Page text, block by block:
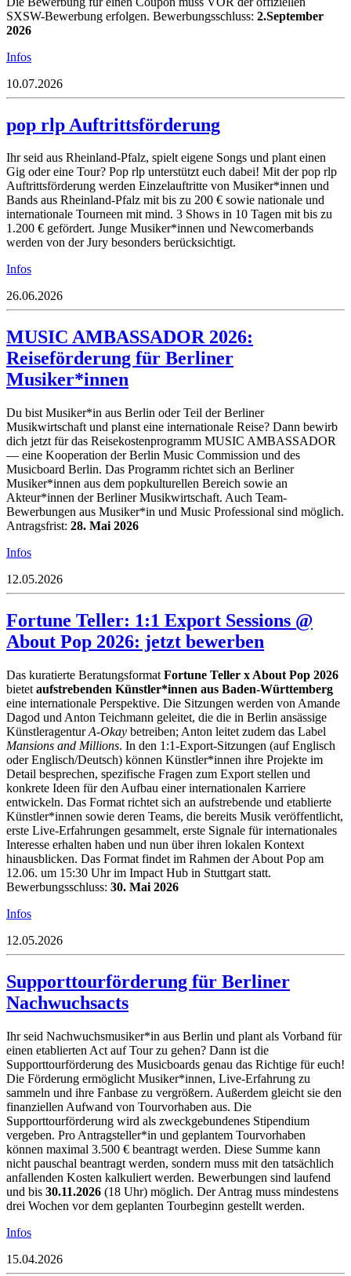
SXSW-Bewerbung erfolgen. Bewerbungsschluss: 2.September
2026
Infos
10.07.2026
pop rlp Auftrittsförderung
Ihr seid aus Rheinland-Pfalz, spielt eigene Songs und plant einen
Gig oder eine Tour? Pop rlp unterstützt euch dabei! Mit der pop rlp
Auftrittsförderung werden Einzelauftritte von Musiker*innen und
Bands aus Rheinland-Pfalz mit bis zu 200 € sowie nationale und
internationale Tourneen mit mind. 3 Shows in 10 Tagen mit bis zu
1.200 € gefördert. Junge Musiker*innen und Newcomerbands
werden von der Jury besonders berücksichtigt.
Infos
26.06.2026
MUSIC AMBASSADOR 2026:
Reiseförderung für Berliner
Musiker*innen
Du bist Musiker*in aus Berlin oder Teil der Berliner
Musikwirtschaft und planst eine internationale Reise? Dann bewirb
dich jetzt für das Reisekostenprogramm MUSIC AMBASSADOR
— eine Kooperation der Berlin Music Commission und des
Musicboard Berlin. Das Programm richtet sich an Berliner
Musiker*innen aus dem popkulturellen Bereich sowie an
Akteur*innen der Berliner Musikwirtschaft. Auch Team-
Bewerbungen aus Musiker*in und Music Professional sind möglich.
Antragsfrist: 28. Mai 2026
Infos
12.05.2026
Fortune Teller: 1:1 Export Sessions @
About Pop 2026: jetzt bewerben
Das kuratierte Beratungsformat Fortune Teller x About Pop 2026
bietet aufstrebenden Künstler*innen aus Baden-Württemberg
eine internationale Perspektive. Die Sitzungen werden von Amande
Dagod und Anton Teichmann geleitet, die die in Berlin ansässige
KünstleragenturA-Okay betreiben; Anton leitet zudem das Label
Mansions and Millions. In den 1:1-Export-Sitzungen (auf Englisch
oder Englisch/Deutsch) können Künstler*innen ihre Projekte im
Detail besprechen, spezifische Fragen zum Export stellen und
konkrete Ideen für den Aufbau einer internationalen Karriere
entwickeln. Das Format richtet sich an aufstrebende und etablierte
Künstler*innen sowie deren Teams, die bereits Musik veröffentlicht,
erste Live-Erfahrungen gesammelt, erste Signale für internationales
Interesse erhalten haben und nun über ihren lokalen Kontext
hinausblicken. Das Format findet im Rahmen der About Pop am
12.06. um 15:30 Uhr im Impact Hub in Stuttgart statt.
Bewerbungsschluss: 30. Mai 2026
Infos
12.05.2026
Supporttourförderung für Berliner
Nachwuchsacts
Ihr seid Nachwuchsmusiker*in aus Berlin und plant als Vorband für
einen etablierten Act auf Tour zu gehen? Dann ist die
Supporttourförderung des Musicboards genau das Richtige für euch!
Die Förderung ermöglicht Musiker*innen, Live-Erfahrung zu
sammeln und ihre Fanbase zu vergrößern. Außerdem gleicht sie den
finanziellen Aufwand von Tourvorhaben aus. Die
Supporttourförderung wird als zweckgebundenes Stipendium
vergeben. Pro Antragsteller*in und geplantem Tourvorhaben
können maximal 3.500 € beantragt werden. Diese Summe kann
nicht pauschal beantragt werden, sondern muss mit den tatsächlich
anfallenden Kosten kalkuliert werden. Bewerbungen sind laufend
und bis 30.11.2026 (18 Uhr) möglich. Der Antrag muss mindestens
drei Wochen vor dem geplanten Tourbeginn gestellt werden.
Infos
15.04.2026